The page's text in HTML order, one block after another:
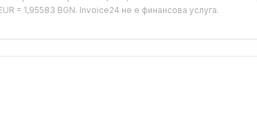
= 1,95583 BGN. Invoice24 не е финансова услуга.